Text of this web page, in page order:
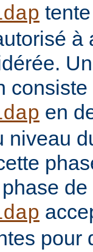
à
consiste
en
niveau
pour